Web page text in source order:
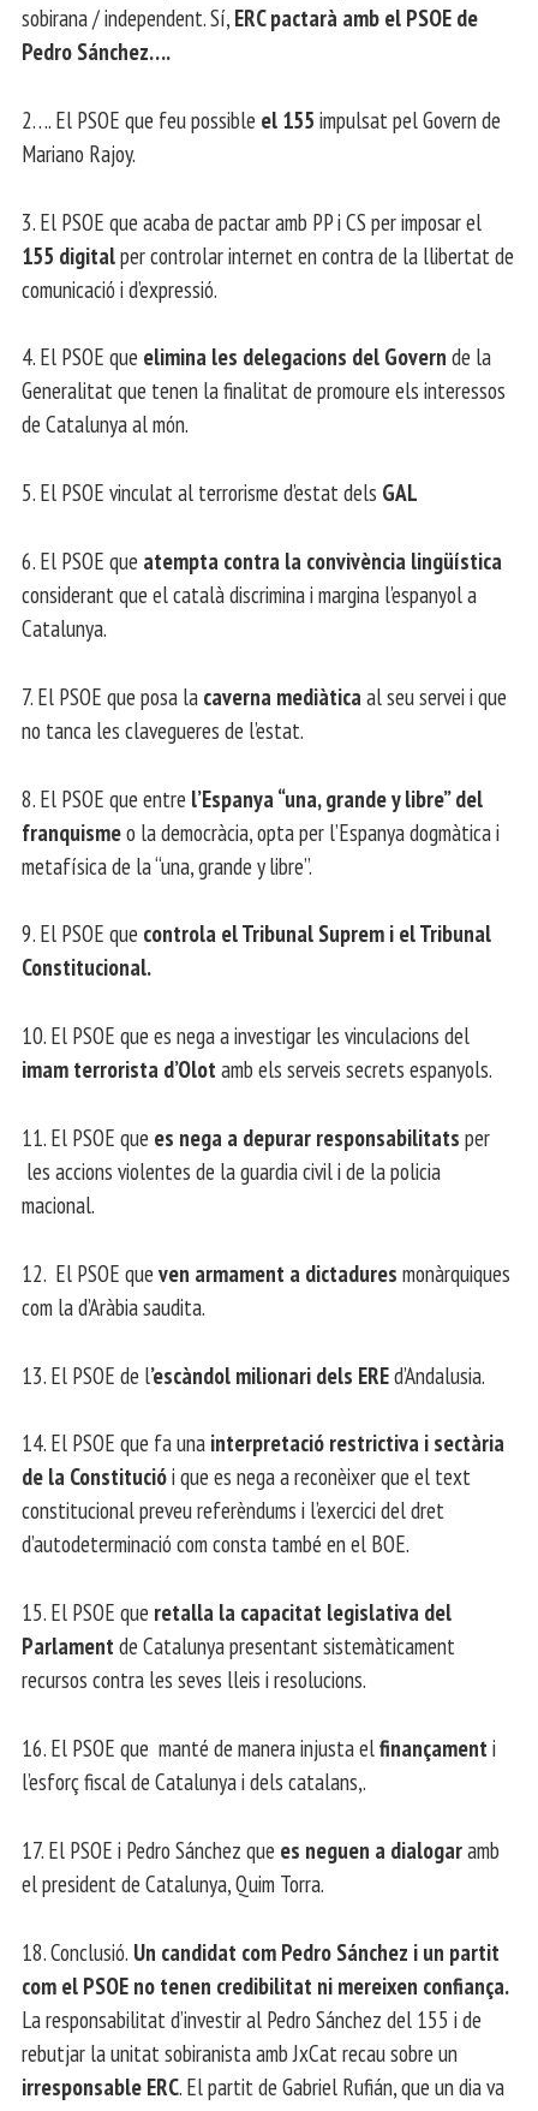
sobirana / independent. Sí, ERC pactarà amb el PSOE de
Pedro Sánchez….
2…. El PSOE que feu possible el 155 impulsat pel Govern de
Mariano Rajoy.
3. El PSOE que acaba de pactar amb PP i CS per imposar el
155 digitalper controlar internet en contra de la llibertat de
comunicació i d’expressió.
4. El PSOE que elimina les delegacions del Govern de la
Generalitat que tenen la finalitat de promoure els interessos
de Catalunya al món.
5. El PSOE vinculat al terrorisme d’estat dels GAL
6. El PSOE que atempta contra la convivència lingüística
considerant que el català discrimina i margina l’espanyol a
Catalunya.
7. El PSOE que posa la caverna mediàtica al seu servei i que
no tanca les clavegueres de l’estat.
8. El PSOE que entre l’Espanya “una, grande y libre” del
franquismeo la democràcia, opta per l’Espanya dogmàtica i
metafísica de la “una, grande y libre”.
9. El PSOE que controla el Tribunal Suprem i el Tribunal
Constitucional.
10. El PSOE que es nega a investigar les vinculacions del
imam terrorista d’Olot amb els serveis secrets espanyols.
11. El PSOE que es nega a depurar responsabilitats per
les accions violentes de la guardia civil i de la policia
macional.
12. El PSOE que ven armament a dictadures monàrquiques
com la d’Aràbia saudita.
13. El PSOE de l’escàndol milionari dels EREd’Andalusia.
14. El PSOE que fa una interpretació restrictiva i sectària
de la Constituciói que es nega a reconèixer que el text
constitucional preveu referèndums i l’exercici del dret
d’autodeterminació com consta també en el BOE.
15. El PSOE que retalla la capacitat legislativa del
Parlament de Catalunya presentant sistemàticament
recursos contra les seves lleis i resolucions.
16. El PSOE que manté de manera injusta elfinançament i
l’esforç fiscal de Catalunya i dels catalans,.
17. El PSOE i Pedro Sánchez que es neguen a dialogaramb
el president de Catalunya, Quim Torra.
18. Conclusió. Un candidat com Pedro Sánchez i un partit
com el PSOE no tenen credibilitat ni mereixen confiança.
La responsabilitat d’investir al Pedro Sánchez del 155 i de
rebutjar la unitat sobiranista amb JxCat recau sobre un
irresponsable ERC. El partit de Gabriel Rufián, que un dia va